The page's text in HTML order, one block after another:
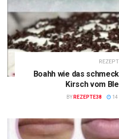
Boahh wie das
Kirsch vom
BY REZEPTE38 14